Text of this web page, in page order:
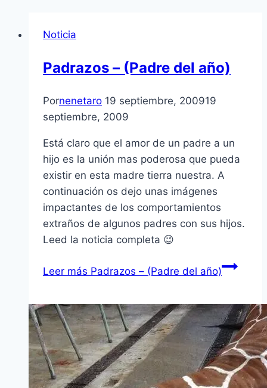
Noticia
Padrazos – (Padre del año)
Pornenetaro 19 septiembre, 200919
septiembre, 2009
Está claro que el amor de un padre a un
hijo es la unión mas poderosa que pueda
existir en esta madre tierra nuestra. A
continuación os dejo unas imágenes
impactantes de los comportamientos
extraños de algunos padres con sus hijos.
Leed la noticia completa 😉
Leer más Padrazos – (Padre del año)